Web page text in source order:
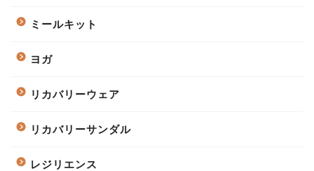
ミールキット
ヨガ
リカバリーウェア
リカバリーサンダル
レジリエンス